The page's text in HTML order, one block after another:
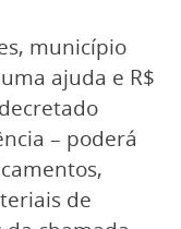
município
ajuda e R$
– poderá
de